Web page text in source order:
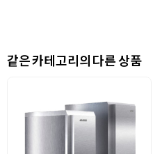
같은 카테고리의 다른 상품